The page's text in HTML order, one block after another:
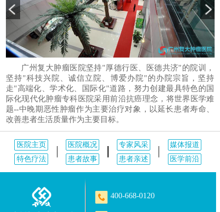
广州复大肿瘤医院坚持"厚德行医、医德共济"的院训，
坚持"科技兴院、诚信立院、博爱办院"的办院宗旨，坚持
走"高端化、学术化、国际化"道路，努力创建最具特色的国
际化现代化肿瘤专科医院采用前沿抗癌理念，将世界医学难
题--中晚期恶性肿瘤作为主要治疗对象，以延长患者寿命、
改善患者生活质量作为主要目标。
医院主页 医院概况 专家风采
媒体报道
特色疗法
患者故事 患者亲述 医学前沿
400-668-0120